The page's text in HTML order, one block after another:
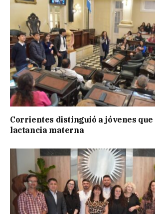
Corrientes distinguió a jóvenes
lactancia materna